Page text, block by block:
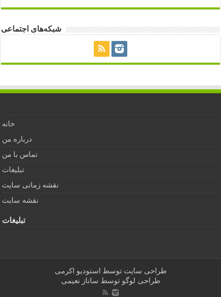
شبکه‌های اجتماعی
خانه
درباره من
تماس با من
تبلیغات
نقشه زمانی سایت
نقشه سایت
تبلیغات
طراحی سایت توسط استودیو اکرمی
طراحی لوگو توسط ساناز نعیمی